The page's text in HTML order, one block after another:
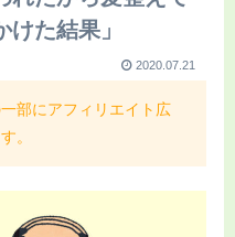
た結果」
2020.07.21
部にアフィリエイト広
。